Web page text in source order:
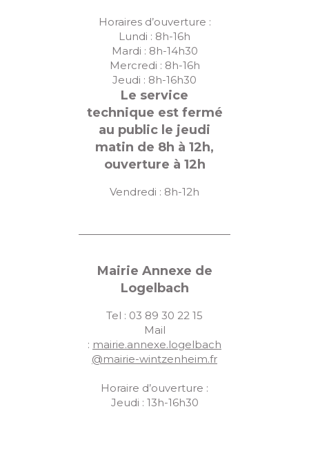
Horaires d’ouverture :
Lundi : 8h-16h
Mardi : 8h-14h30
Mercredi : 8h-16h
Jeudi : 8h-16h30
Le service
technique est fermé
au public le jeudi
matin de 8h à 12h,
ouverture à 12h
Vendredi : 8h-12h
Mairie Annexe de
Logelbach
Tel : 03 89 30 22 15
Mail
: mairie.annexe.logelbach
@mairie-wintzenheim.fr
Horaire d’ouverture :
Jeudi : 13h-16h30